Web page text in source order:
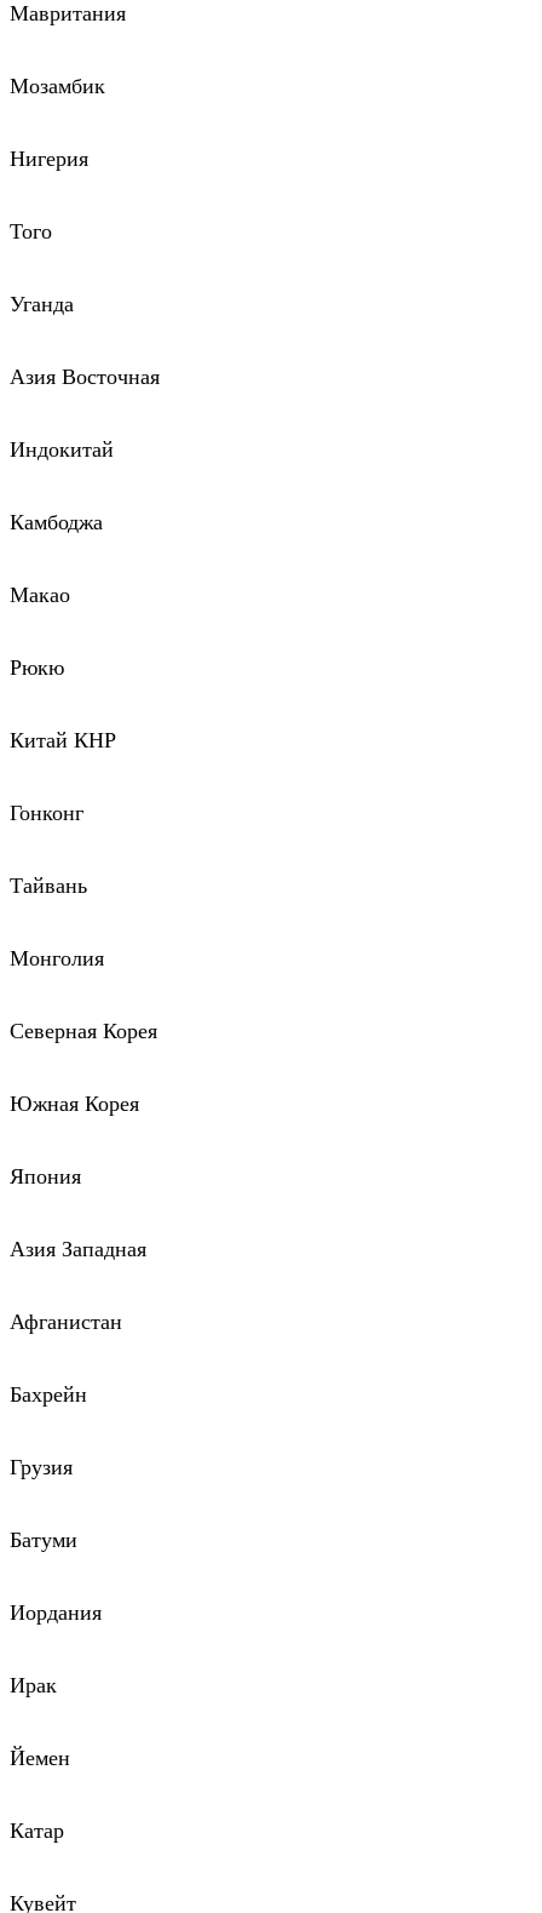
Мавритания
Мозамбик
Нигерия
Того
Уганда
Азия Восточная
Индокитай
Камбоджа
Макао
Рюкю
Китай КНР
Гонконг
Тайвань
Монголия
Северная Корея
Южная Корея
Япония
Азия Западная
Афганистан
Бахрейн
Грузия
Батуми
Иордания
Ирак
Йемен
Катар
Кувейт